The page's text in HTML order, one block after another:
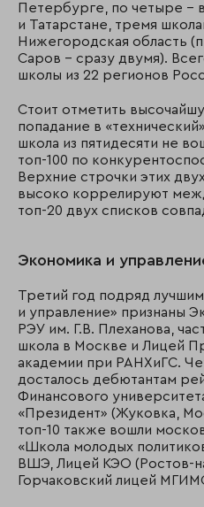
Петербурге, по четыре –
и Татарстане, тремя
Нижегородская область
Саров – сразу двумя).
школы из 22 регионов
Стоит отметить
попадание в
школа из пятидесяти не
топ-100 по
Верхние строчки этих
высоко коррелируют
топ-20 двух списков
Экономика и
Третий год подряд
и управление» признаны
РЭУ им. Г.В. Плеханова,
школа в Москве и Лицей
академии при РАНХиГС.
досталось дебютантам
Финансового
«Президент» (Жуковка,
топ-10 также вошли
«Школа молодых
ВШЭ, Лицей КЭО (Ростов-
Горчаковский лицей